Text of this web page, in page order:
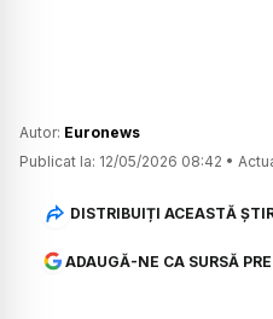
Autor: Euronews
Publicat la: 12/05/2026 08:42 •
DISTRIBUIȚI ACEASTĂ
ADAUGĂ-NE CA SURSĂ